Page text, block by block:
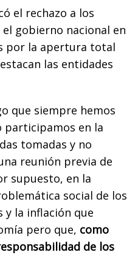
el rechazo a los
gobierno nacional en
por la apertura total
las entidades
que siempre hemos
participamos en la
tomadas y no
reunión previa de
supuesto, en la
social de los
y la inflación que
pero que, como
de los